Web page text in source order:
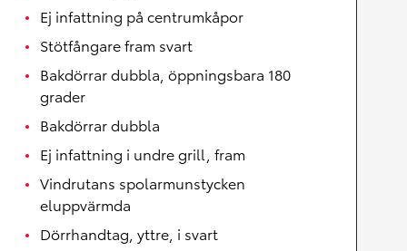
Ej infattning på centrumkåpor
Stötfångare fram svart
Bakdörrar dubbla, öppningsbara 180
grader
Bakdörrar dubbla
Ej infattning i undre grill, fram
Vindrutans spolarmunstycken
eluppvärmda
Dörrhandtag, yttre, i svart